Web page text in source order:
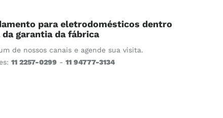
para eletrodomésticos dentro
da garantia da fábrica
de nossos canais e agende sua visita.
11 2257-0299 - 11 94777-3134